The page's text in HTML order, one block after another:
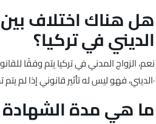
الديني في تركيا؟
نعم، الزواج المدني في تركيا يتم وفقًا
الديني، فهو ليس له تأثير قانوني إذا لم يتم تسجيله في مكتب الزواج المدني·
8· ما هي مدة